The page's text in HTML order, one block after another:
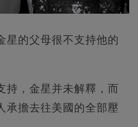
星的父母很不支持他的
持，金星并未解釋，而
承擔去往美國的全部壓